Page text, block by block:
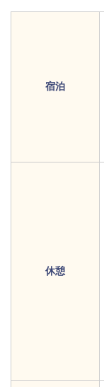
宿泊
休憩